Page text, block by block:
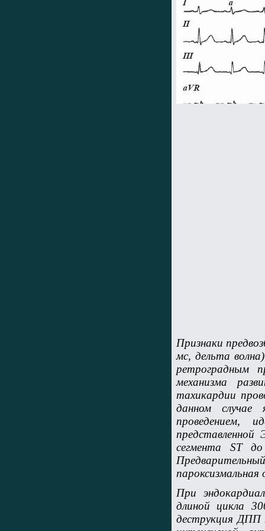
Признаки
мс, дельта
ретроградным
механизма
тахикардии
данном случае
проведением,
сегмента ST
При
длиной цикла
деструкция ДПП